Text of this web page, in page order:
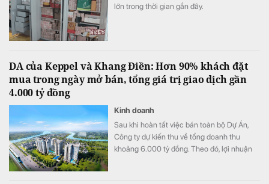
lớn trong thời gian gần đây.
DA của Keppel và Khang Điền: Hơn 90% khách đặt
mua trong ngày mở bán, tổng giá trị giao dịch gần
4.000 tỷ đồng
Kinh doanh
Sau khi hoàn tất việc bán toàn bộ Dự Án,
Công ty dự kiến thu về tổng doanh thu
khoảng 6.000 tỷ đồng. Theo đó, lợi nhuận